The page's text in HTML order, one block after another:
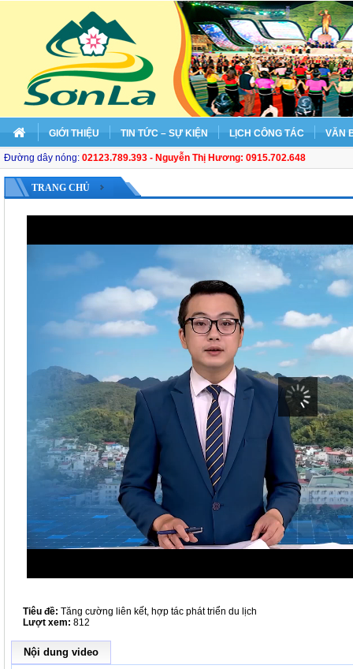
GIỚI THIỆU TIN TỨC – SỰ KIỆN LỊCH CÔNG TÁC VĂN
Đường dây nóng: 02123.789.393 - Nguyễn Thị Hương: 0915.702.648
TRANG CHỦ
Tiêu đề: Tăng cường liên kết, hợp tác phát triển du lịch
Lượt xem: 812
Nội dung video